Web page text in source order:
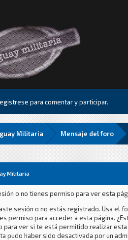
para comentar y participar.
Militaria Mensaje del foro
Militaria
o no tienes permiso para ver esta
sesión o no estás registrado. Usa el
permiso para acceder a esta página.
para ver si te está permitido realizar esta
pudo haber sido desactivada por un